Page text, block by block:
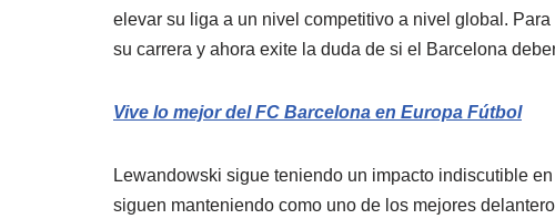
elevar su liga a un nivel competitivo a nivel global.
su carrera y ahora exite la duda de si el Barcelona
Vive lo mejor del FC Barcelona en Europa Fútbol
Lewandowski sigue teniendo un impacto indiscutible
siguen manteniendo como uno de los mejores